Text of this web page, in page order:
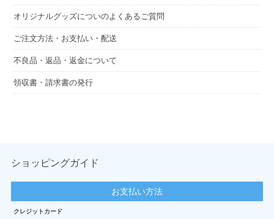
オリジナルグッズについのよくあるご質問
ご注文方法・お支払い・配送
不良品・返品・返金について
領収書・請求書の発行
ショッピングガイド
お支払い方法
クレジットカード